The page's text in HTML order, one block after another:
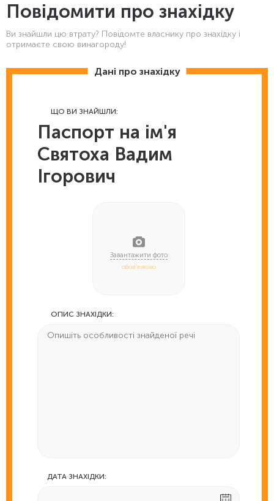
Повідомити про знахідку
Ви знайшли цю втрату? Повідомте власнику про знахідку і
отримаєте свою винагороду!
Дані про знахідку
ЩО ВИ ЗНАЙШЛИ:
Паспорт на ім'я
Святоха Вадим
Ігорович
обов'язково
ОПИС ЗНАХІДКИ:
ДАТА ЗНАХІДКИ: